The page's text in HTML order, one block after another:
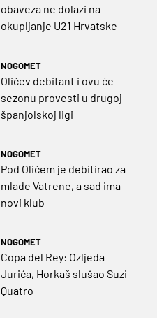
obaveza ne dolazi na
okupljanje U21 Hrvatske
NOGOMET
Olićev debitant i ovu će
sezonu provesti u drugoj
španjolskoj ligi
NOGOMET
Pod Olićem je debitirao za
mlade Vatrene, a sad ima
novi klub
NOGOMET
Copa del Rey: Ozljeda
Jurića, Horkaš slušao Suzi
Quatro